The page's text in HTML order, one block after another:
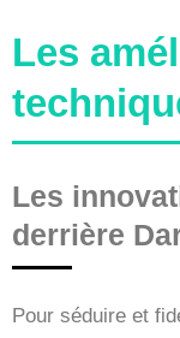
Les
Les
derrière
Pour séduire et